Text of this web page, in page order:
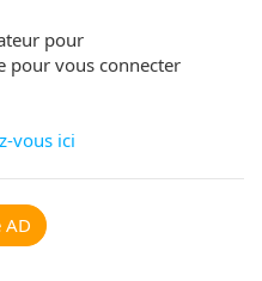
pour
pour vous connecter
vous ici
AD